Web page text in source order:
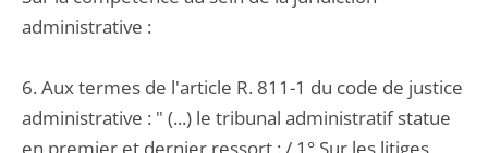
administrative :
6. Aux termes de l'article R. 811-1 du code de justice
administrative : " (...) le tribunal administratif statue